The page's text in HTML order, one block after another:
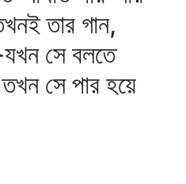
তার গান,
সে বলতে
সে পার হয়ে